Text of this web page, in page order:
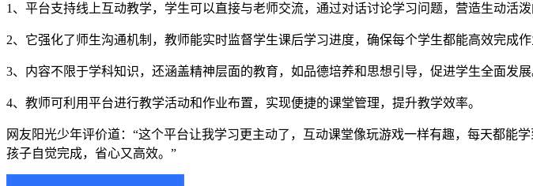
1、平台支持线上互动教学，学生可以直接与老师交流，通过对话讨论学习问题，营造生动活
2、它强化了师生沟通机制，教师能实时监督学生课后学习进度，确保每个学生都能高效完成作
3、内容不限于学科知识，还涵盖精神层面的教育，如品德培养和思想引导，促进学生全面发展
4、教师可利用平台进行教学活动和作业布置，实现便捷的课堂管理，提升教学效率。
网友阳光少年评价道：“这个平台让我学习更主动了，互动课堂像玩游戏一样有趣，每天都能
孩子自觉完成，省心又高效。”